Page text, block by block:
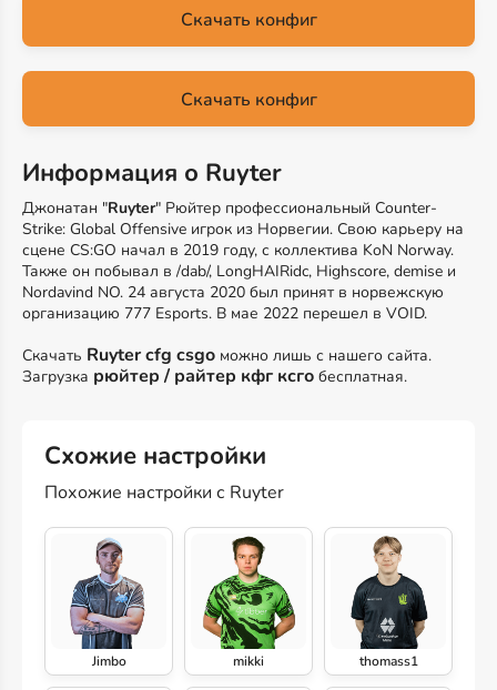
Скачать конфиг
Скачать конфиг
Информация о Ruyter
Джонатан "Ruyter" Рюйтер профессиональный Counter-
Strike: Global Offensive игрок из Норвегии. Свою карьеру на
сцене CS:GO начал в 2019 году, с коллектива KoN Norway.
Также он побывал в /dab/, LongHAIRidc, Highscore, demise и
Nordavind NO. 24 августа 2020 был принят в норвежскую
организацию 777 Esports. В мае 2022 перешел в VOID.
Скачать Ruyter cfg csgo можно лишь с нашего сайта.
Загрузка рюйтер / райтер кфг ксго бесплатная.
Схожие настройки
Похожие настройки с Ruyter
Jimbo mikki thomass1